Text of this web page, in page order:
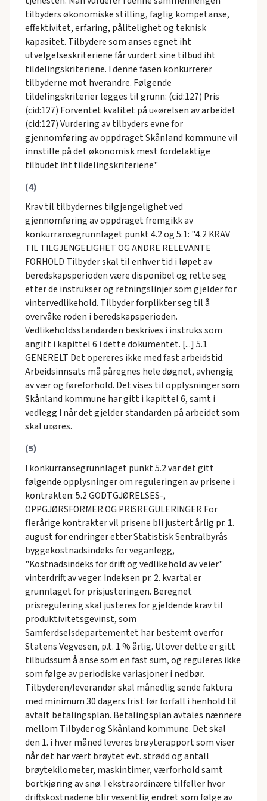
tilbyders økonomiske stilling, faglig kompetanse,
effektivitet, erfaring, pålitelighet og teknisk
kapasitet. Tilbydere som anses egnet iht
utvelgelseskriteriene får vurdert sine tilbud iht
tildelingskriteriene. I denne fasen konkurrerer
tilbyderne mot hverandre. Følgende
tildelingskriterier legges til grunn: (cid:127) Pris
(cid:127) Forventet kvalitet på u«ørelsen av arbeidet
(cid:127) Vurdering av tilbyders evne for
gjennomføring av oppdraget Skånland kommune vil
innstille på det økonomisk mest fordelaktige
tilbudet iht tildelingskriteriene"
(4)
Krav til tilbydernes tilgjengelighet ved
gjennomføring av oppdraget fremgikk av
konkurransegrunnlaget punkt 4.2 og 5.1: "4.2 KRAV
TIL TILGJENGELIGHET OG ANDRE RELEVANTE
FORHOLD Tilbyder skal til enhver tid i løpet av
beredskapsperioden være disponibel og rette seg
etter de instrukser og retningslinjer som gjelder for
vintervedlikehold. Tilbyder forplikter seg til å
overvåke roden i beredskapsperioden.
Vedlikeholdsstandarden beskrives i instruks som
angitt i kapittel 6 i dette dokumentet. [...] 5.1
GENERELT Det opereres ikke med fast arbeidstid.
Arbeidsinnsats må påregnes hele døgnet, avhengig
av vær og føreforhold. Det vises til opplysninger som
Skånland kommune har gitt i kapittel 6, samt i
vedlegg I når det gjelder standarden på arbeidet som
skal u«øres.
(5)
I konkurransegrunnlaget punkt 5.2 var det gitt
følgende opplysninger om reguleringen av prisene i
kontrakten: 5.2 GODTGJØRELSES-,
OPPGJØRSFORMER OG PRISREGULERINGER For
flerårige kontrakter vil prisene bli justert årlig pr. 1.
august for endringer etter Statistisk Sentralbyrås
byggekostnadsindeks for veganlegg,
"Kostnadsindeks for drift og vedlikehold av veier"
vinterdrift av veger. Indeksen pr. 2. kvartal er
grunnlaget for prisjusteringen. Beregnet
prisregulering skal justeres for gjeldende krav til
produktivitetsgevinst, som
Samferdselsdepartementet har bestemt overfor
Statens Vegvesen, p.t. 1 % årlig. Utover dette er gitt
tilbudssum å anse som en fast sum, og reguleres ikke
som følge av periodiske variasjoner i nedbør.
Tilbyderen/leverandør skal månedlig sende faktura
med minimum 30 dagers frist før forfall i henhold til
avtalt betalingsplan. Betalingsplan avtales nænnere
mellom Tilbyder og Skånland kommune. Det skal
den 1. i hver måned leveres brøyterapport som viser
når det har vært brøytet evt. strødd og antall
brøytekilometer, maskintimer, værforhold samt
bortkjøring av snø. I ekstraordinære tilfeller hvor
driftskostnadene blir vesentlig endret som følge av